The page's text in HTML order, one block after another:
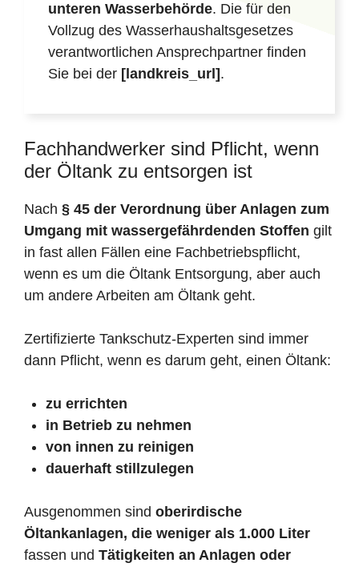
unteren Wasserbehörde. Die für den
Vollzug des Wasserhaushaltsgesetzes
verantwortlichen Ansprechpartner finden
Sie bei der [landkreis_url] .
Fachhandwerker sind Pflicht, wenn
der Öltank zu entsorgen ist
Nach § 45 der Verordnung über Anlagen zum
Umgang mit wassergefährdenden Stoffen gilt
in fast allen Fällen eine Fachbetriebspflicht,
wenn es um die Öltank Entsorgung, aber auch
um andere Arbeiten am Öltank geht.
Zertifizierte Tankschutz-Experten sind immer
dann Pflicht, wenn es darum geht, einen Öltank:
zu errichten
in Betrieb zu nehmen
von innen zu reinigen
dauerhaft stillzulegen
Ausgenommen sind oberirdische
Öltankanlagen, die weniger als 1.000 Liter
fassen und Tätigkeiten an Anlagen oder